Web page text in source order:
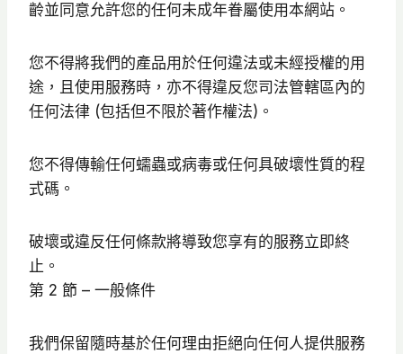
齡並同意允許您的任何未成年眷屬使用本網站。
您不得將我們的產品用於任何違法或未經授權的用
途，且使用服務時，亦不得違反您司法管轄區內的
任何法律 (包括但不限於著作權法)。
您不得傳輸任何蠕蟲或病毒或任何具破壞性質的程
式碼。
破壞或違反任何條款將導致您享有的服務立即終
止。
第 2 節 – 一般條件
我們保留隨時基於任何理由拒絕向任何人提供服務